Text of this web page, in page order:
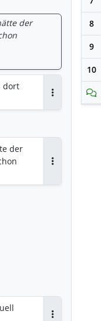
der
dort
Antworten
der
8
9
10